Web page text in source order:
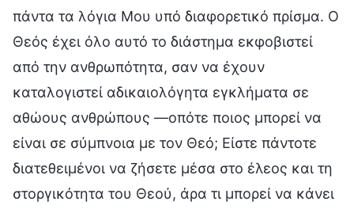
πάντα τα λόγια Μου υπό διαφορετικό πρίσμα. Ο
Θεός έχει όλο αυτό το διάστημα εκφοβιστεί
από την ανθρωπότητα, σαν να έχουν
καταλογιστεί αδικαιολόγητα εγκλήματα σε
αθώους ανθρώπους —οπότε ποιος μπορεί να
είναι σε σύμπνοια με τον Θεό; Είστε πάντοτε
διατεθειμένοι να ζήσετε μέσα στο έλεος και τη
στοργικότητα του Θεού, άρα τι μπορεί να κάνει